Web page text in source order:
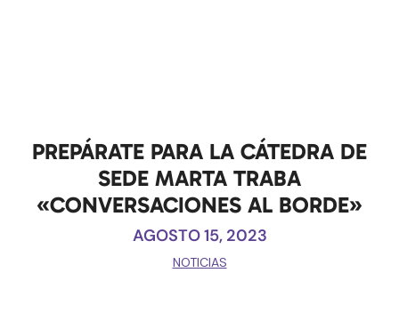
PREPÁRATE PARA LA CÁTEDRA DE
SEDE MARTA TRABA
«CONVERSACIONES AL BORDE»
AGOSTO 15, 2023
NOTICIAS